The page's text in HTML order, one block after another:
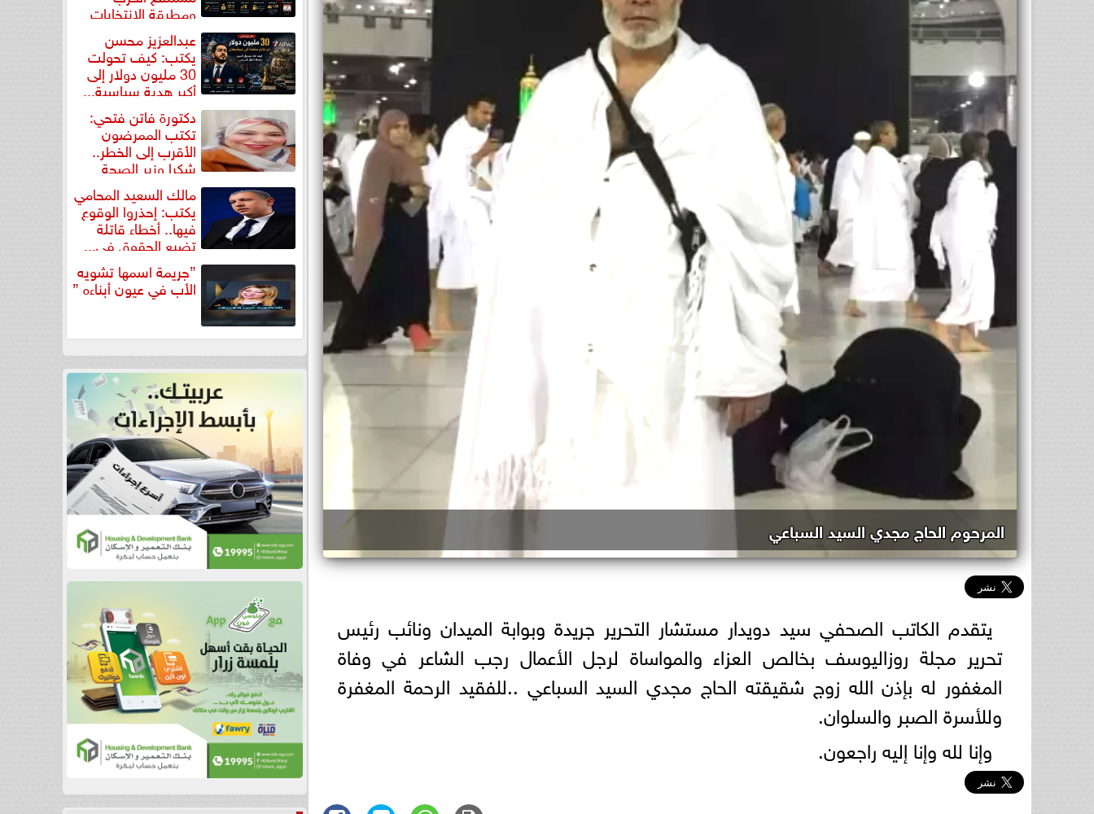
المرحوم الحاج مجدي السيد السباعي
يتقدم الكاتب الصحفي سيد دويدار مستشار التحرير جريدة وبوابة الميدان ونائب رئيس
تحرير مجلة روزاليوسف بخالص العزاء والمواساة لرجل الأعمال رجب الشاعر في وفاة
المغفور له بإذن الله زوج شقيقته الحاج مجدي السيد السباعي ..للفقيد الرحمة المغفرة
وللأسرة الصبر والسلوان.
وإنا لله وإنا إليه راجعون.
ومطرقة الانتخابات
عبدالعزيز محسن
يكتب: كيف تحولت
30 مليون دولار إلى
أكبر هدية سياسية...
دكتورة فاتن فتحي:
تكتب الممرضون
الأقرب إلى الخطر..
شكرا وزير الصحة
لتكريم... مالك السعيد المحامي
يكتب: إحذروا الوقوع
فيها.. أخطاء قاتلة
تضيع الحقوق في...
”جريمة اسمها تشويه
الأب في عيون أبناءه ”